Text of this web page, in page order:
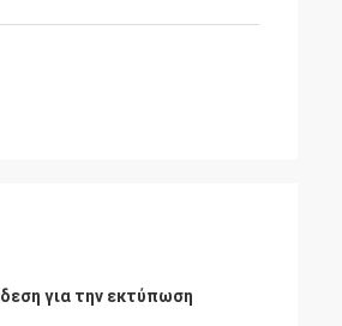
για την εκτύπωση